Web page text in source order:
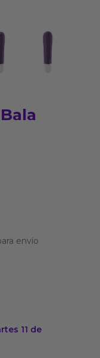
envío
11 de